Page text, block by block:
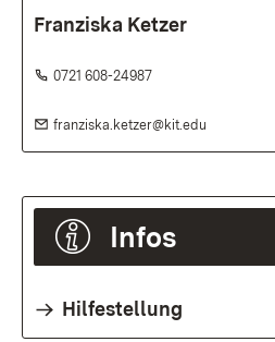
Franziska Ketzer
Telefon:
0721 608-24987
E-Mail:
franziska.ketzer@kit.edu
Infos
Hilfestellung